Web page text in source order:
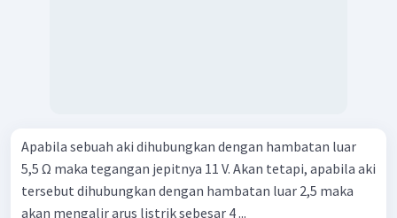
Apabila sebuah aki dihubungkan dengan hambatan luar
5,5 Ω maka tegangan jepitnya 11 V. Akan tetapi, apabila aki
tersebut dihubungkan dengan hambatan luar 2,5 maka
akan mengalir arus listrik sebesar 4 ...